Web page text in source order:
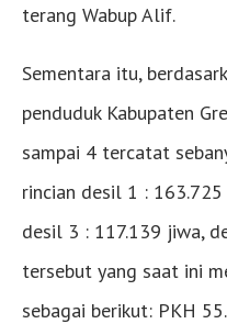
terang Wabup Alif.
Sementara itu,
penduduk Kabupaten
sampai 4 tercatat
rincian desil 1 :
desil 3 : 117.139 jiwa,
tersebut yang saat ini
sebagai berikut: PKH